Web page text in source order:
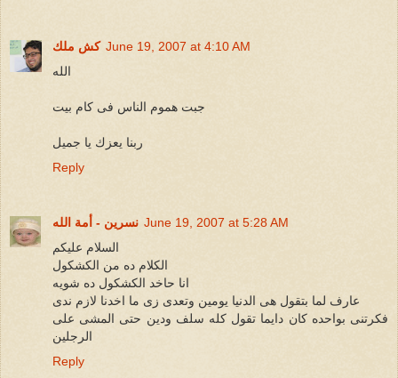
كش ملك June 19, 2007 at 4:10 AM
الله
جبت هموم الناس فى كام بيت
ربنا يعزك يا جميل
Reply
نسرين - أمة الله June 19, 2007 at 5:28 AM
السلام عليكم
الكلام ده من الكشكول
انا حاخد الكشكول ده شويه
عارف لما بتقول هى الدنيا يومين وتعدى زى ما اخدنا لازم ندى
فكرتنى بواحده كان دايما تقول كله سلف ودين حتى المشى على
الرجلين
Reply